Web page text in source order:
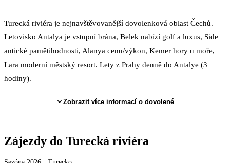
Turecká riviéra je nejnavštěvovanější dovolenková oblast Čechů.
Letovisko Antalya je vstupní brána, Belek nabízí golf a luxus, Side
antické pamětihodnosti, Alanya cenu/výkon, Kemer hory u moře,
Lara moderní městský resort. Lety z Prahy denně do Antalye (3
hodiny).
Zobrazit více informací o dovolené
Zájezdy do Turecká riviéra